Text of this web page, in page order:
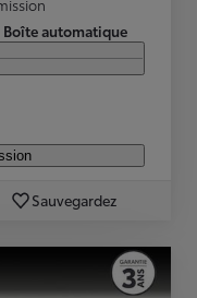
Boîte automatique
Sauvegardez